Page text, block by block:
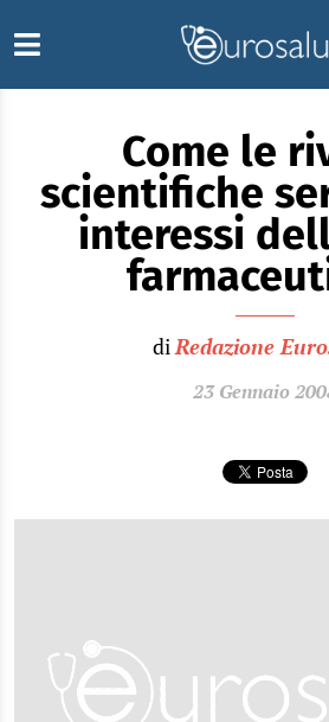
Come le
scientifiche
interessi
diRedazione
23 Gennaio